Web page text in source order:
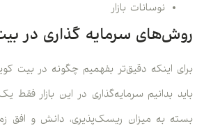
نوسانات بازار
روش‌های سرمایه‌ گذاری در
برای اینکه دقیق‌تر بفهمیم چگونه در بیت
باید بدانیم سرمایه‌گذاری در این بازار
بسته به میزان ریسک‌پذیری، دانش و افق